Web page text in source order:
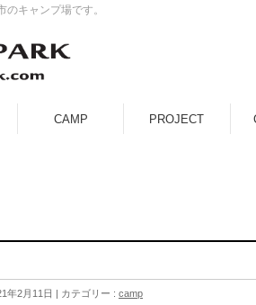
キャンプ場です。
CAMP PROJECT
年2月11日 カテゴリー : camp